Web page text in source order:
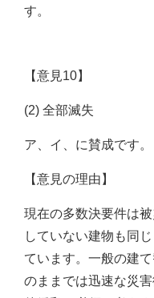
す。
【意見10】
(2) 全部滅失
ア、イ、に賛成です。
【意見の理由】
現在の多数決要件は
していない建物も同
ています。一般の建
のままでは迅速な災